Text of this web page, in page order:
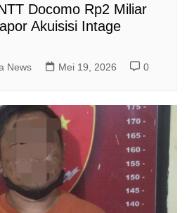
Docomo Rp2 Miliar
Akuisisi Intage
News Mei 19, 2026 0